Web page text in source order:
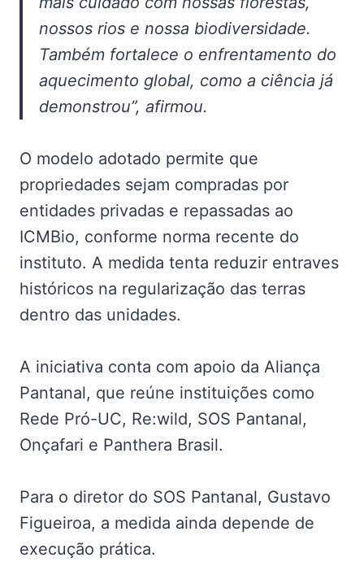
nossos rios e nossa biodiversidade.
Também fortalece o enfrentamento do
aquecimento global, como a ciência já
demonstrou”, afirmou.
O modelo adotado permite que
propriedades sejam compradas por
entidades privadas e repassadas ao
ICMBio, conforme norma recente do
instituto. A medida tenta reduzir entraves
históricos na regularização das terras
dentro das unidades.
A iniciativa conta com apoio da Aliança
Pantanal, que reúne instituições como
Rede Pró-UC, Re:wild, SOS Pantanal,
Onçafari e Panthera Brasil.
Para o diretor do SOS Pantanal, Gustavo
Figueiroa, a medida ainda depende de
execução prática.